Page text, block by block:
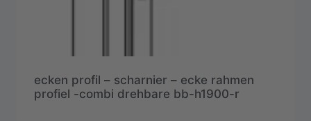
ecken profil – scharnier – ecke rahmen
profiel -combi drehbare bb-h1900-r